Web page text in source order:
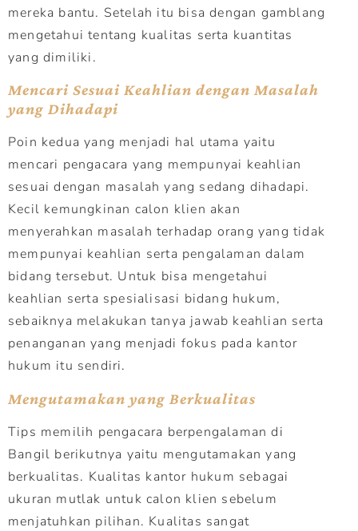
mereka bantu. Setelah itu bisa dengan gamblang
mengetahui tentang kualitas serta kuantitas
yang dimiliki.
Mencari Sesuai Keahlian dengan Masalah
yang Dihadapi
Poin kedua yang menjadi hal utama yaitu
mencari pengacara yang mempunyai keahlian
sesuai dengan masalah yang sedang dihadapi.
Kecil kemungkinan calon klien akan
menyerahkan masalah terhadap orang yang tidak
mempunyai keahlian serta pengalaman dalam
bidang tersebut. Untuk bisa mengetahui
keahlian serta spesialisasi bidang hukum,
sebaiknya melakukan tanya jawab keahlian serta
penanganan yang menjadi fokus pada kantor
hukum itu sendiri.
Mengutamakan yang Berkualitas
Tips memilih pengacara berpengalaman di
Bangil berikutnya yaitu mengutamakan yang
berkualitas. Kualitas kantor hukum sebagai
ukuran mutlak untuk calon klien sebelum
menjatuhkan pilihan. Kualitas sangat